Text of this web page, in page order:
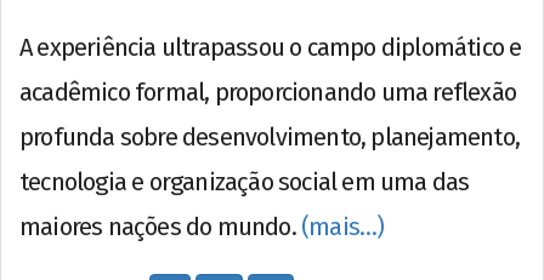
A experiência ultrapassou o campo diplomático e
acadêmico formal, proporcionando uma reflexão
profunda sobre desenvolvimento, planejamento,
tecnologia e organização social em uma das
maiores nações do mundo. (mais…)